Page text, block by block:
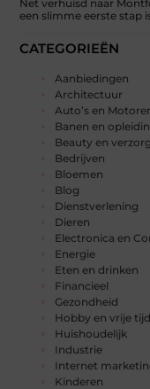
Net verhuisd naar
een slimme eerste stap
CATEGORIEËN
Aanbiedingen
Architectuur
Auto’s en
Banen en
Beauty en
Bedrijven
Bloemen
Blog
Dienstverlening
Dieren
Electronica en
Energie
Eten en drinken
Financieel
Gezondheid
Hobby en vrije tijd
Huishoudelijk
Industrie
Internet
Kinderen